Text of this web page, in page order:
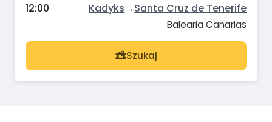
12:00 Kadyks→Santa Cruz de Tenerife
Balearia Canarias
Szukaj